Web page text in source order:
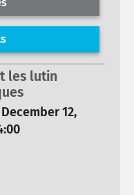
les lutin
12,